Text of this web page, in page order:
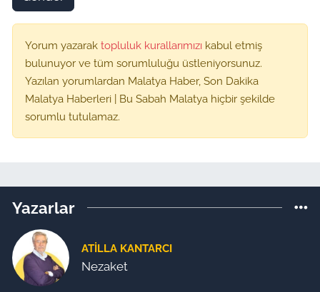
Yorum yazarak topluluk kurallarımızı kabul etmiş
bulunuyor ve tüm sorumluluğu üstleniyorsunuz.
Yazılan yorumlardan Malatya Haber, Son Dakika
Malatya Haberleri | Bu Sabah Malatya hiçbir şekilde
sorumlu tutulamaz.
Yazarlar
ATILLA KANTARCI
Nezaket